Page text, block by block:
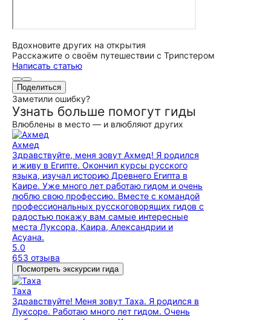
Вдохновите других на открытия
Расскажите о своём путешествии с Трипстером
Написать статью
Поделиться
Заметили ошибку?
Узнать больше помогут гиды
Влюблены в место — и влюбляют других
Ахмед
Здравствуйте, меня зовут Ахмед! Я родился
и живу в Египте. Окончил курсы русского
языка, изучал историю Древнего Египта в
Каире. Уже много лет работаю гидом и очень
люблю свою профессию. Вместе с командой
профессиональных русскоговорящих гидов с
радостью покажу вам самые интересные
места Луксора, Каира, Александрии и
Асуана.
5.0
653 отзыва
Посмотреть экскурсии гида
Таха
Здравствуйте! Меня зовут Таха. Я родился в
Луксоре. Работаю много лет гидом. Очень